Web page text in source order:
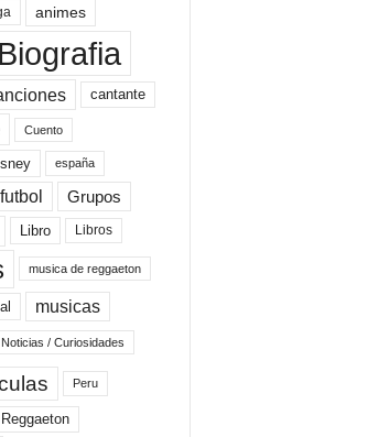
animes
Biografia
cantante
Cuento
españa
futbol Grupos
Libro Libros
musica de reggaeton
musicas
Noticias / Curiosidades
Peru
Reggaeton